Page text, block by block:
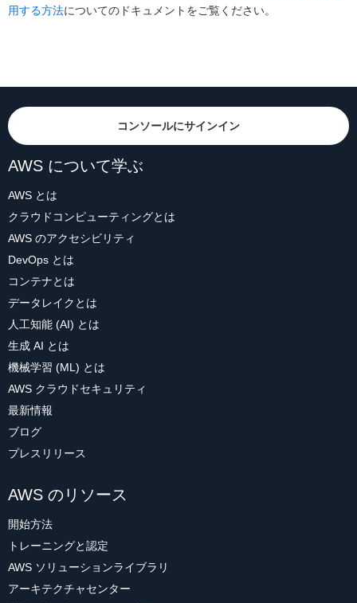
用する方法についてのドキュメントをご覧ください。
コンソールにサインイン
AWS について学ぶ
AWS とは
クラウドコンピューティングとは
AWS のアクセシビリティ
DevOps とは
コンテナとは
データレイクとは
人工知能 (AI) とは
生成 AI とは
機械学習 (ML) とは
AWS クラウドセキュリティ
最新情報
ブログ
プレスリリース
AWS のリソース
開始方法
トレーニングと認定
AWS ソリューションライブラリ
アーキテクチャセンター